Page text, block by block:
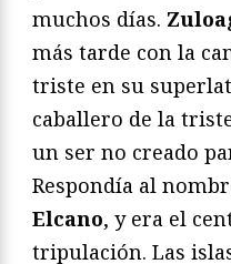
muchos días.
más tarde con la
triste en su
caballero de la
un ser no creado
Respondía al
Elcano, y era el
tripulación. Las